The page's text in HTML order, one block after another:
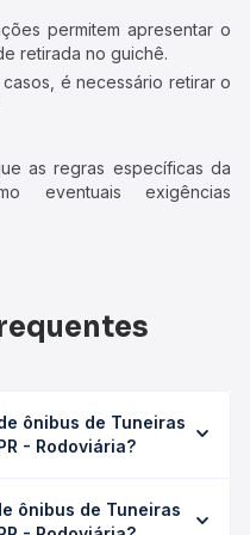
permitem apresentar o
retirada no guichê.
é necessário retirar o
as regras específicas da
eventuais exigências
ônibus de Tuneiras
- Rodoviária?
média 3h 35min,
ônibus de Tuneiras